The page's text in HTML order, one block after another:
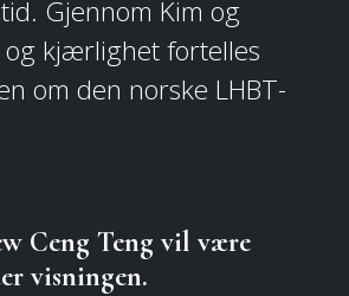
Gjennom Kim og
og kjærlighet fortelles
om den norske LHBT-
Ceng Teng vil være
visningen.